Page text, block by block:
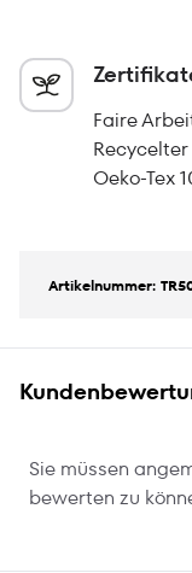
Faire
Oeko-Tex
Artikelnummer:
Sie müssen
bewerten zu